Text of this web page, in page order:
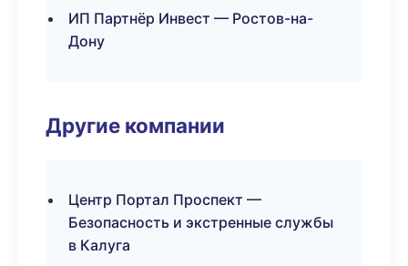
ИП Партнёр Инвест — Ростов-на-
Дону
Другие компании
Центр Портал Проспект —
Безопасность и экстренные службы
в Калуга